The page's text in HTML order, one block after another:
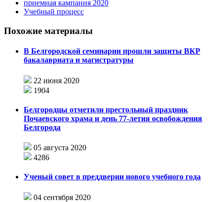
приемная кампания 2020
Учебный процесс
Похожие материалы
В Белгородской семинарии прошли защиты ВКР
бакалавриата и магистратуры
22 июня 2020
1904
Белгородцы отметили престольный праздник
Почаевского храма и день 77-летия освобождения
Белгорода
05 августа 2020
4286
Ученый совет в преддверии нового учебного года
04 сентября 2020